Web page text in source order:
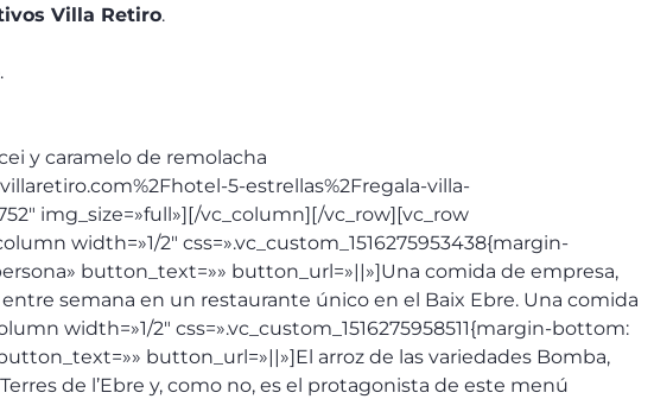
Villa Retiro.
y caramelo de remolacha
5-estrellas%2Fregala-villa-
img_size=»full»][/vc_column][/vc_row][vc_row
width=»1/2″ css=».vc_custom_1516275953438{margin-
button_text=»» button_url=»||»]Una comida de empresa,
semana en un restaurante único en el Baix Ebre. Una comida
width=»1/2″ css=».vc_custom_1516275958511{margin-bottom:
button_url=»||»]El arroz de las variedades Bomba,
de l’Ebre y, como no, es el protagonista de este menú